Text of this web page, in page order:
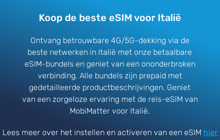
Koop de beste eSIM voor Italië
Ontvang betrouwbare 4G/5G-dekking via de
beste netwerken in Italië met onze betaalbare
eSIM-bundels en geniet van een ononderbroken
verbinding. Alle bundels zijn prepaid met
gedetailleerde productbeschrijvingen. Geniet
van een zorgeloze ervaring met de reis-eSIM van
MobiMatter voor Italië.
Lees meer over het instellen en activeren van een eSIM hier